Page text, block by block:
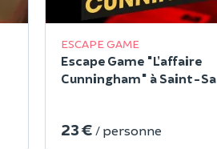
ESCAPE GAME
Escape Game "L’affaire
Cunningham" à Saint-
23 € / personne